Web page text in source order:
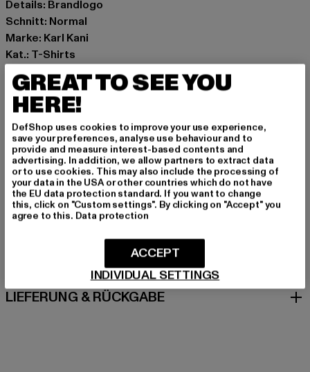
Details: Brandlogo
Schnitt: Normal
Marke: Karl Kani
Kat.: T-Shirts
Farbe: schwarz
Hersteller Farbe: black
Materialzusammensetzung: 100% Baumwolle
Art.Nr: 6069193-00007
Hersteller: Urban Styles Agency GmbH & Co. KG |
agentur@urbanstylesagency.com
Schanzenstraße 41 | 51063 Köln | DE
GRÖSSE & PASSFORM
PFLEGEHINWEISE
LIEFERUNG & RÜCKGABE
GREAT TO SEE YOU
HERE!
DefShop uses cookies to improve your use experience,
save your preferences, analyse use behaviour and to
provide and measure interest-based contents and
advertising. In addition, we allow partners to extract data
or to use cookies. This may also include the processing of
your data in the USA or other countries which do not have
the EU data protection standard. If you want to change
this, click on "Custom settings". By clicking on "Accept" you
agree to this. Data protection
INDIVIDUAL SETTINGS
ACCEPT